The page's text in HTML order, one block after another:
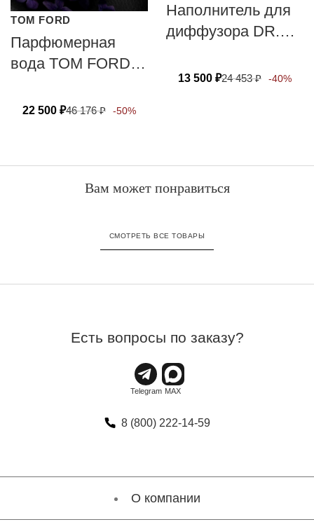
TOM FORD
Парфюмерная
вода TOM FORD
22 500 ₽46 176₽ -50%
Наполнитель для
диффузора DR.
FIRENZE BELLINI
13 500 ₽24 453₽ -40%
Вам может понравиться
СМОТРЕТЬ ВСЕ ТОВАРЫ
Есть вопросы по заказу?
8 (800) 222-14-59
О компании